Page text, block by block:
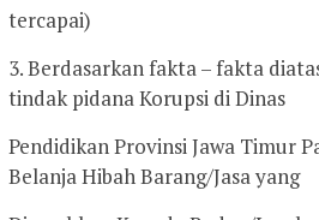
tercapai)
3. Berdasarkan fakta – fakta
tindak pidana Korupsi di Dinas
Pendidikan Provinsi Jawa Timur
Belanja Hibah Barang/Jasa yang